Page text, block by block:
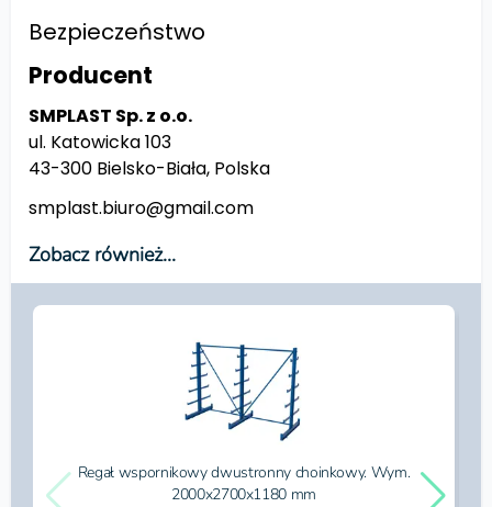
Bezpieczeństwo
Producent
SMPLAST Sp. z o.o.
ul. Katowicka 103
43-300 Bielsko-Biała, Polska
smplast.biuro@gmail.com
Zobacz również...
Regał wspornikowy dwustronny choinkowy. Wym.
2000x2700x1180 mm